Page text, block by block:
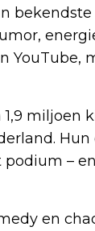
YouTube,
miljoen
–
en